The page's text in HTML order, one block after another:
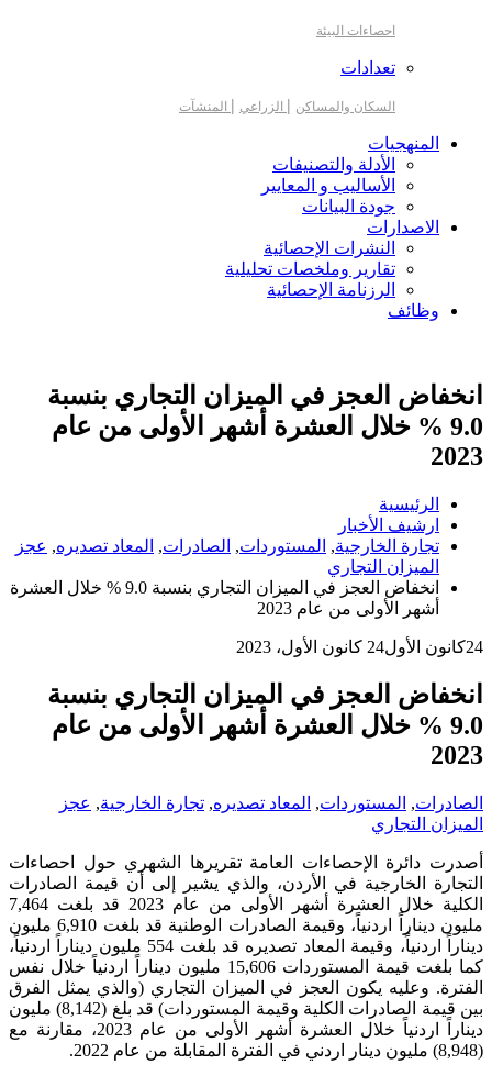
احصاءات البيئة
تعدادات
السكان والمساكن | الزراعي | المنشآت
المنهجيات
الأدلة والتصنيفات
الأساليب و المعايير
جودة البيانات
الاصدارات
النشرات الإحصائية
تقارير وملخصات تحليلية
الرزنامة الإحصائية
وظائف
انخفاض العجز في الميزان التجاري بنسبة
9.0 % خلال العشرة أشهر الأولى من عام
2023
الرئيسية
ارشيف الأخبار
تجارة الخارجية, المستوردات, الصادرات, المعاد تصديره, عجز
الميزان التجاري
انخفاض العجز في الميزان التجاري بنسبة 9.0 % خلال العشرة
أشهر الأولى من عام 2023
24كانون الأول24 كانون الأول، 2023
انخفاض العجز في الميزان التجاري بنسبة
9.0 % خلال العشرة أشهر الأولى من عام
2023
الصادرات, المستوردات, المعاد تصديره, تجارة الخارجية, عجز
الميزان التجاري
أصدرت دائرة الإحصاءات العامة تقريرها الشهري حول احصاءات
التجارة الخارجية في الأردن، والذي يشير إلى أن قيمة الصادرات
الكلية خلال العشرة أشهر الأولى من عام 2023 قد بلغت 7,464
مليون ديناراً اردنياً، وقيمة الصادرات الوطنية قد بلغت 6,910 مليون
ديناراً اردنياً، وقيمة المعاد تصديره قد بلغت 554 مليون ديناراً اردنياً،
كما بلغت قيمة المستوردات 15,606 مليون ديناراً اردنياً خلال نفس
الفترة. وعليه يكون العجز في الميزان التجاري (والذي يمثل الفرق
بين قيمة الصادرات الكلية وقيمة المستوردات) قد بلغ (8,142) مليون
ديناراً اردنياً خلال العشرة أشهر الأولى من عام 2023، مقارنة مع
(8,948) مليون دينار اردني في الفترة المقابلة من عام 2022.